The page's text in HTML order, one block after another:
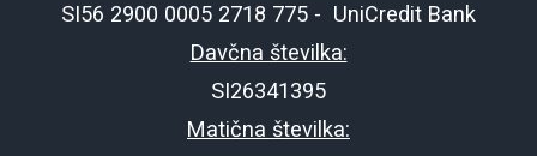
SI56 2900 0005 2718 775 - UniCredit Bank
Davčna številka:
SI26341395
Matična številka: